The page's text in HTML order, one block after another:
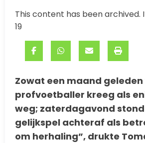
This content has been
19
Zowat een maand
profvoetballer kreeg als
weg; zaterdagavond
gelijkspel achteraf als
om herhaling”, drukte